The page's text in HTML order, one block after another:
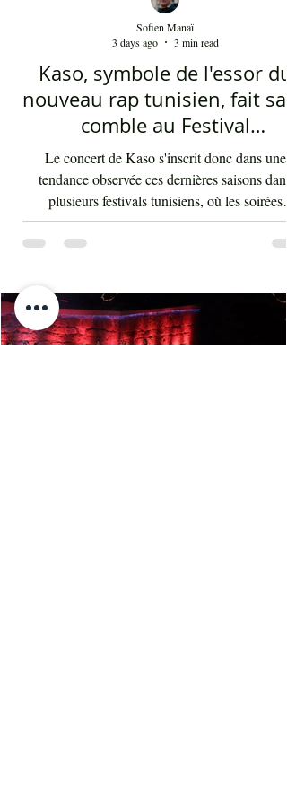
Kaso, symbole de l'essor du
nouveau rap tunisien, fait
comble au Festival
international de Sfax - Par
Le concert de Kaso s'inscrit donc dans une
tendance observée ces dernières saisons dans
fortes affluences. Cette montée en puissance
témoigne d'une transformation des goûts
du public et de l'intégration durable du rap au
Sofien Manaï
3 days ago
3 min read